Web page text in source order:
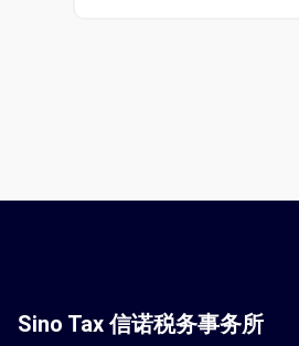
Sino Tax 信诺税务事务所